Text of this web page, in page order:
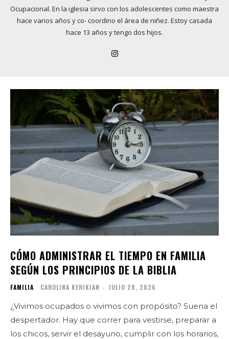
Ocupacional. En la iglesia sirvo con los adolescentes como maestra
hace varios años y co- coordino el área de niñez. Estoy casada
hace 13 años y tengo dos hijos.
CÓMO ADMINISTRAR EL TIEMPO EN FAMILIA
SEGÚN LOS PRINCIPIOS DE LA BIBLIA
FAMILIA CAROLINA KERIKIAN - JULIO 28, 2026
¿Vivimos ocupados o vivimos con propósito? Suena el
despertador. Hay que correr para vestirse, preparar a
los chicos, servir el desayuno, cumplir con los horarios,